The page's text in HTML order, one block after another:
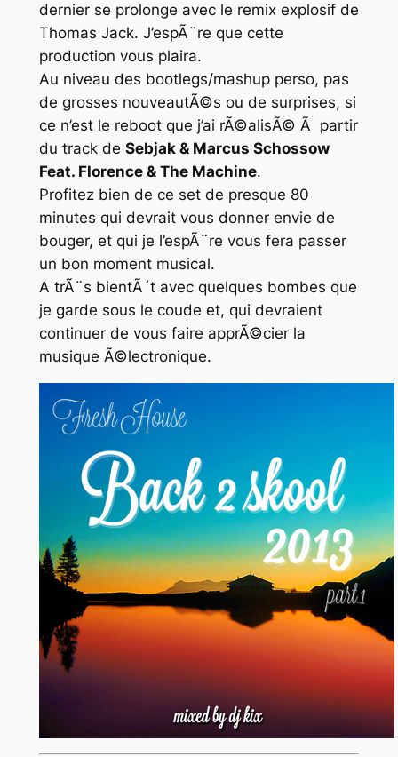
dernier se prolonge avec le remix explosif de
Thomas Jack. J’espÃ¨re que cette
production vous plaira.
Au niveau des bootlegs/mashup perso, pas
de grosses nouveautÃ©s ou de surprises, si
ce n’est le reboot que j’ai rÃ©alisÃ© Ã partir
du track de Sebjak & Marcus Schossow
Feat. Florence & The Machine.
Profitez bien de ce set de presque 80
minutes qui devrait vous donner envie de
bouger, et qui je l’espÃ¨re vous fera passer
un bon moment musical.
A trÃ¨s bientÃ´t avec quelques bombes que
je garde sous le coude et, qui devraient
continuer de vous faire apprÃ©cier la
musique Ã©lectronique.